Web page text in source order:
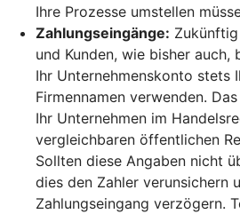
Ihre Prozesse umstellen
Zahlungseingänge:
und Kunden, wie bisher auch,
Ihr Unternehmenskonto stets
Firmennamen verwenden.
Ihr Unternehmen im
vergleichbaren öffentlichen
Sollten diese Angaben nicht
dies den Zahler verunsichern
Zahlungseingang verzögern.